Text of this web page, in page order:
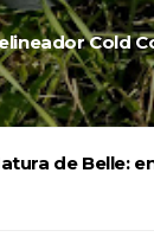
Cold
de Belle: